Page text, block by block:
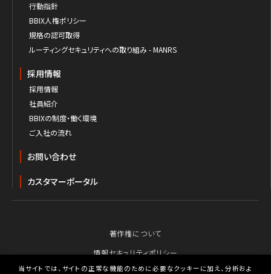
行動指針
BBIX人権ポリシー
規格の認可取得
ルーティングセキュリティへの取り組み - MANRS
採用情報
採用情報
社員紹介
BBIXの制度・働く環境
ご入社の流れ
お問い合わせ
カスタマーポータル
著作権について
情報セキュリティポリシー
個人情報保護のための行動指針
当サイトでは、サイトの正常な機能のために必要なクッキーに加え、分析およ